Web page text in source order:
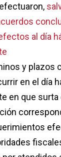
al día
y plazos
en el día
en que